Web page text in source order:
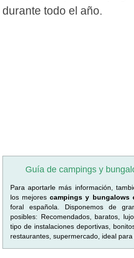
durante todo el año.
Guía de campings y
Para aportarle más información,
los mejorescampings y bungalows
foral española. Disponemos de
posibles: Recomendados, baratos,
tipo de instalaciones deportivas,
restaurantes, supermercado, ideal para